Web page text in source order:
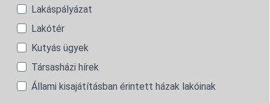
Lakáspályázat
Lakótér
Kutyás ügyek
Társasházi hírek
Állami kisajátításban érintett házak lakóinak